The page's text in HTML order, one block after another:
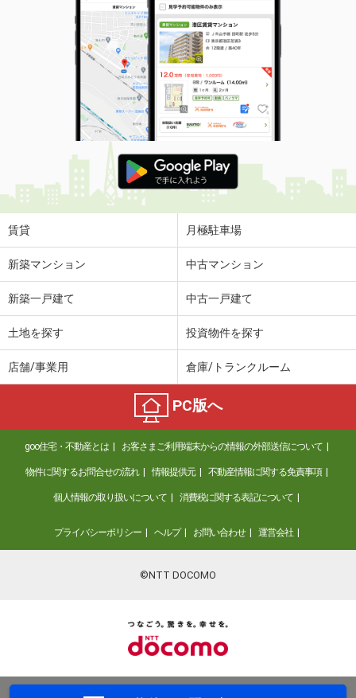
賃貸 月極駐車場
新築マンション 中古マンション
新築一戸建て 中古一戸建て
土地を探す 投資物件を探す
店舗/事業用 倉庫/トランクルーム
PC版へ
goo住宅・不動産とは お客さまご利用端末からの情報の外部送信について
物件に関するお問合せの流れ 情報提供元 不動産情報に関する免責事項
個人情報の取り扱いについて 消費税に関する表記について
プライバシーポリシー ヘルプ お問い合わせ 運営会社
©NTT DOCOMO